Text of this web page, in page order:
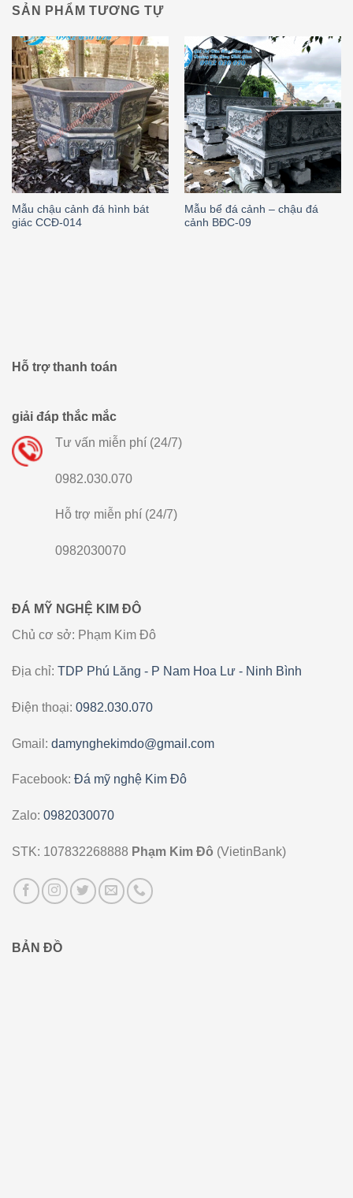
SẢN PHẨM TƯƠNG TỰ
Mẫu chậu cảnh đá hình bát
giác CCĐ-014
Mẫu bể đá cảnh – chậu đá
cảnh BĐC-09
Hỗ trợ thanh toán
giải đáp thắc mắc
Tư vấn miễn phí (24/7)
0982.030.070
Hỗ trợ miễn phí (24/7)
0982030070
ĐÁ MỸ NGHỆ KIM ĐÔ
Chủ cơ sở: Phạm Kim Đô
Địa chỉ: TDP Phú Lăng - P Nam Hoa Lư - Ninh Bình
Điện thoại: 0982.030.070
Gmail: damynghekimdo@gmail.com
Facebook: Đá mỹ nghệ Kim Đô
Zalo: 0982030070
STK: 107832268888 Phạm Kim Đô (VietinBank)
BẢN ĐỒ